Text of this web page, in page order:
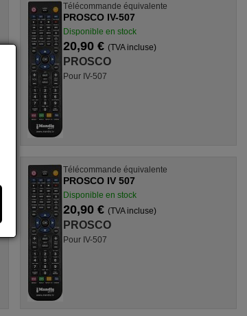
Télécommande équivalente
PROSCO IV-507
Disponible en stock
20,90 € (TVA incluse)
PROSCO
Pour IV-507
Télécommande équivalente
PROSCO IV 507
Disponible en stock
20,90 € (TVA incluse)
PROSCO
Pour IV-507